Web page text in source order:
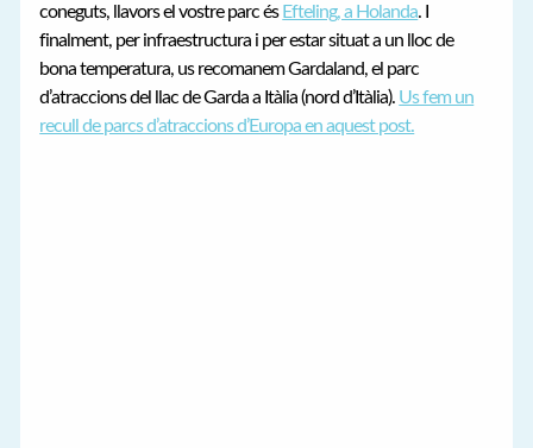
coneguts, llavors el vostre parc ésEfteling, a Holanda. I
finalment, per infraestructura i per estar situat a un lloc de
bona temperatura, us recomanem Gardaland, el parc
d’atraccions del llac de Garda a Itàlia (nord d’Itàlia). Us fem un
recull de parcs d’atraccions d’Europa en aquest post.